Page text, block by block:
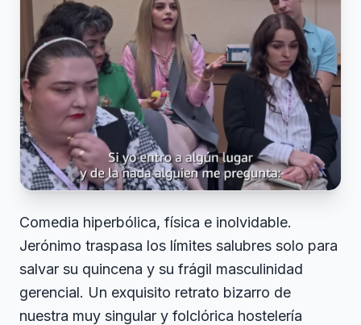
Comedia hiperbólica, física e inolvidable.
Jerónimo traspasa los límites salubres solo para
salvar su quincena y su frágil masculinidad
gerencial. Un exquisito retrato bizarro de
nuestra muy singular y folclórica hostelería